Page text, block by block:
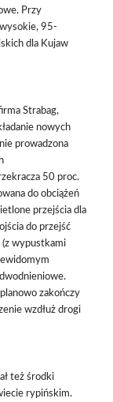
Przy
95-
dla Kujaw
Strabag,
nowych
prowadzona
50 proc.
do obciążeń
przejścia dla
do przejść
wypustkami
zakończy
wzdłuż drogi
też środki
rypińskim.